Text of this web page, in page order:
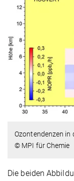
Ozontendenzen in
© MPI für Chemie
Die beiden